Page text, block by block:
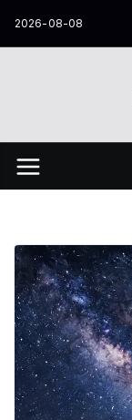
2026-08-08